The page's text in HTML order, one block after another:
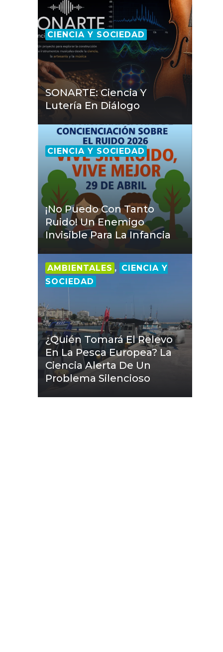
CIENCIA Y SOCIEDAD
SONARTE: Ciencia Y
Lutería En Diálogo
CIENCIA Y SOCIEDAD
¡No Puedo Con Tanto
Ruido! Un Enemigo
Invisible Para La Infancia
AMBIENTALES , CIENCIA Y
SOCIEDAD
¿Quién Tomará El Relevo
En La Pesca Europea? La
Ciencia Alerta De Un
Problema Silencioso